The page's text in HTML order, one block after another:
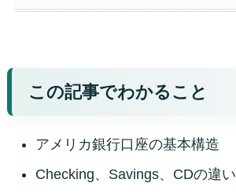
この記事でわかること
アメリカ銀行口座の基本構造
Checking、Savings、CDの違い